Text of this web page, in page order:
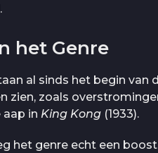
het Genre
al sinds het begin van
zien, zoals
in King Kong (1933).
het genre echt een